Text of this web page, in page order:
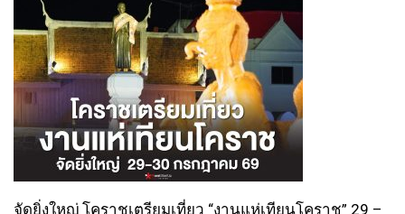
จัดยิ่งใหญ่ โคราชเตรียมเที่ยว “งานแห่เทียนโคราช” 29 –